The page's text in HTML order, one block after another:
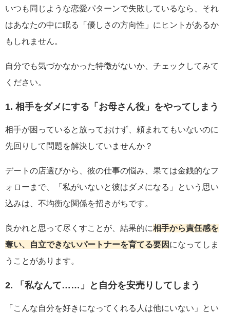
いつも同じような恋愛パターンで失敗しているなら、それ
はあなたの中に眠る「優しさの方向性」にヒントがあるか
もしれません。
自分でも気づかなかった特徴がないか、チェックしてみて
ください。
1. 相手をダメにする「お母さん役」をやってしまう
相手が困っていると放っておけず、頼まれてもいないのに
先回りして問題を解決していませんか？
デートの店選びから、彼の仕事の悩み、果ては金銭的なフ
ォローまで、「私がいないと彼はダメになる」という思い
込みは、不均衡な関係を招きがちです。
良かれと思って尽くすことが、結果的に相手から責任感を
奪い、自立できないパートナーを育てる要因 になってしま
うことがあります。
2. 「私なんて……」と自分を安売りしてしまう
「こんな自分を好きになってくれる人は他にいない」とい